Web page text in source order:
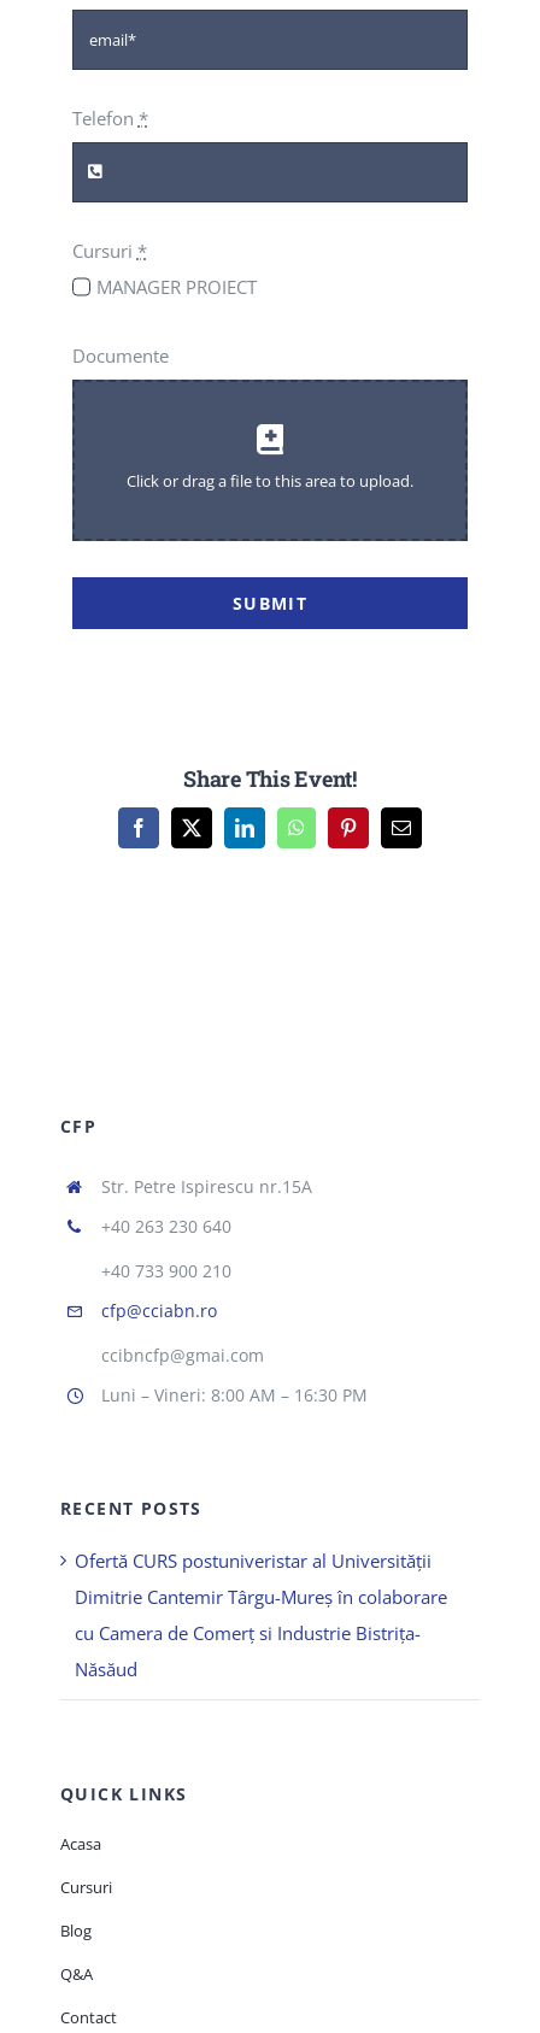
Telefon *
Cursuri *
MANAGER PROIECT
Documente
SUBMIT
Share This Event!
FacebookTwitterLinkedInWhatsAppPinterest
E-
mail:
CFP
Str. Petre Ispirescu nr.15A
+40 263 230 640
+40 733 900 210
cfp@cciabn.ro
ccibncfp@gmai.com
Luni – Vineri: 8:00 AM – 16:30 PM
RECENT POSTS
Ofertă CURS postuniveristar al Universității
Dimitrie Cantemir Târgu-Mureș în colaborare
cu Camera de Comerț si Industrie Bistrița-
Năsăud
QUICK LINKS
Acasa
Cursuri
Blog
Q&A
Contact